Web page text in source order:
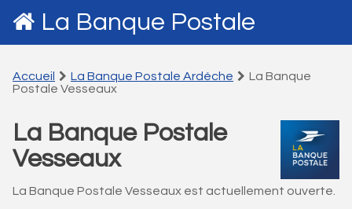
La Banque Postale
Accueil La Banque Postale Ardéche
La Banque
Postale Vesseaux
La Banque Postale
Vesseaux
La Banque Postale Vesseaux est actuellement ouverte.